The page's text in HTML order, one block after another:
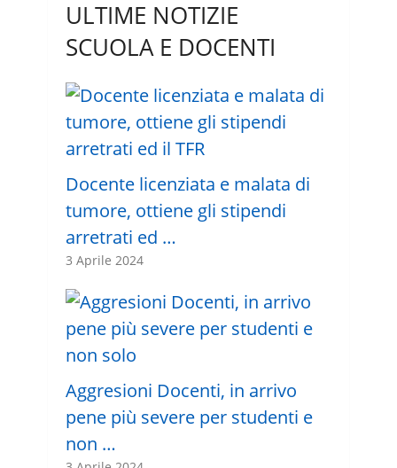
ULTIME NOTIZIE
SCUOLA E DOCENTI
Docente licenziata e malata di
tumore, ottiene gli stipendi
arretrati ed …
3 Aprile 2024
Aggresioni Docenti, in arrivo
pene più severe per studenti e
non …